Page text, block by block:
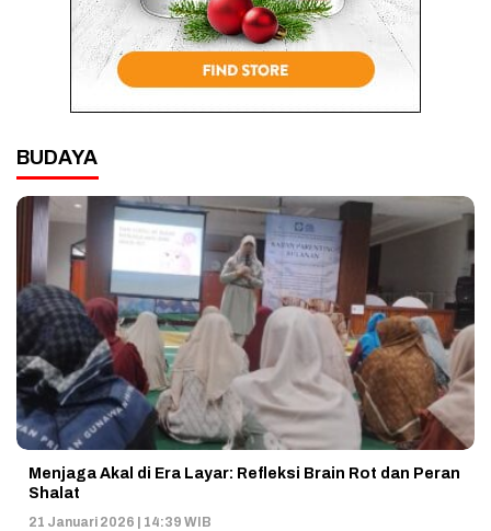
BUDAYA
Menjaga Akal di Era Layar: Refleksi Brain Rot dan Peran
Shalat
21 Januari 2026 | 14:39 WIB